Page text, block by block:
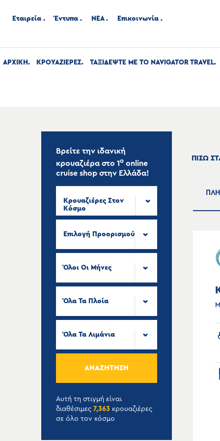
Εταιρεία Έντυπα ΝΕΑ Επικοινωνία
ΑΡΧΙΚΉ ΚΡΟΥΑΖΙΕΡΕΣ ΤΑΞΙΔΕΨΤΕ ΜΕ ΤΟ NAVIGATOR TRAVEL
Βρείτε την ιδανική
κρουαζιέρα στο 1ο online
cruise shop στην Ελλάδα!
Κρουαζιέρες Στον
Κόσμο
Επιλογή Προορισμού
Όλοι Οι Μήνες
Όλα Τα Πλοία
Όλα Τα Λιμάνια
ΑΝΑΖΉΤΗΣΗ
Αυτή τη στιγμή είναι
διαθέσιμες 7,363 κρουαζιέρες
σε όλο τον κόσμο
ΠΙΣΩ